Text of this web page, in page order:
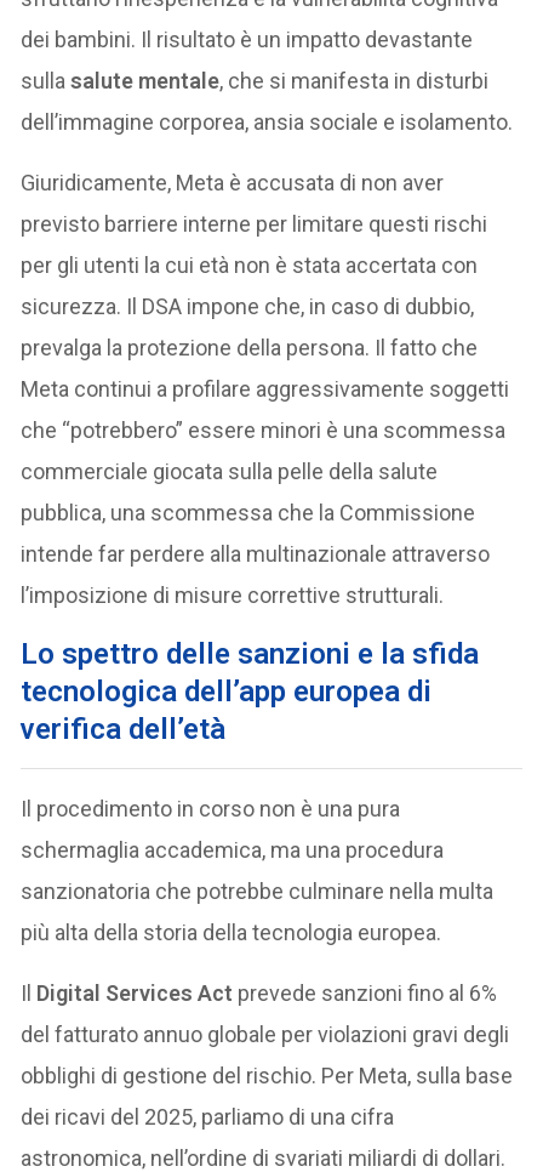
dei bambini. Il risultato è un impatto devastante
sullasalute mentale, che si manifesta in disturbi
dell’immagine corporea, ansia sociale e isolamento.
Giuridicamente, Meta è accusata di non aver
previsto barriere interne per limitare questi rischi
per gli utenti la cui età non è stata accertata con
sicurezza. Il DSA impone che, in caso di dubbio,
prevalga la protezione della persona. Il fatto che
Meta continui a profilare aggressivamente soggetti
che “potrebbero” essere minori è una scommessa
commerciale giocata sulla pelle della salute
pubblica, una scommessa che la Commissione
intende far perdere alla multinazionale attraverso
l’imposizione di misure correttive strutturali.
Lo spettro delle sanzioni e la sfida
tecnologica dell’app europea di
verifica dell’età
Il procedimento in corso non è una pura
schermaglia accademica, ma una procedura
sanzionatoria che potrebbe culminare nella multa
più alta della storia della tecnologia europea.
Il Digital Services Act prevede sanzioni fino al 6%
del fatturato annuo globale per violazioni gravi degli
obblighi di gestione del rischio. Per Meta, sulla base
dei ricavi del 2025, parliamo di una cifra
astronomica, nell’ordine di svariati miliardi di dollari.